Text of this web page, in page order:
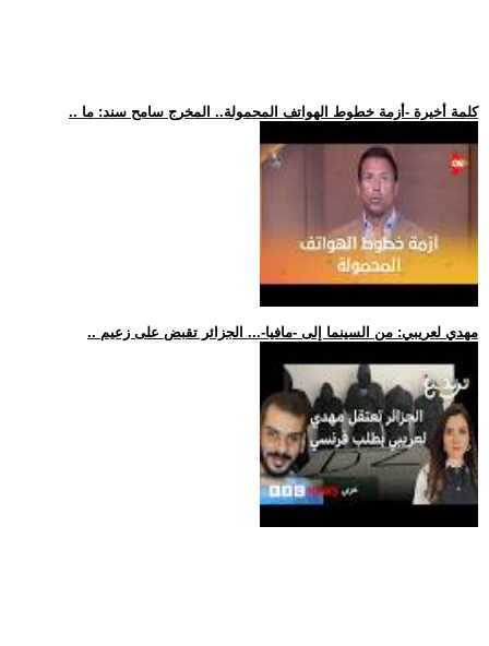
.. كلمة أخيرة -أزمة خطوط الهواتف المحمولة.. المخرج سامح سند: ما
.. مهدي لعريبي: من السينما إلى -مافيا-... الجزائر تقبض على زعيم